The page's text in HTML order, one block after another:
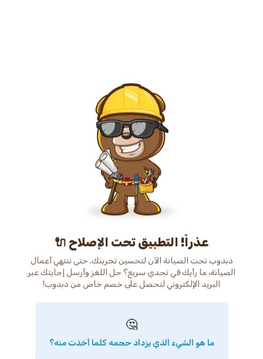
عذراً! التطبيق تحت الإصلاح 🔌
دبدوب تحت الصيانة الآن لتحسين تجربتك. حتى ننتهي أعمال
الصيانة، ما رأيك في تحدي سريع؟ حل اللغز وأرسل إجابتك عبر
البريد الإلكتروني لتحصل على خصم خاص من دبدوب!
🤔
ما هو الشيء الذي يزداد حجمه كلما أخذت منه؟